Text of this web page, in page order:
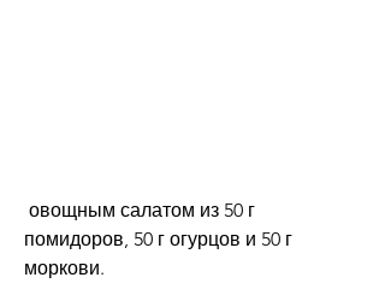
помидоров, 50 г огурцов и 50 г
моркови.